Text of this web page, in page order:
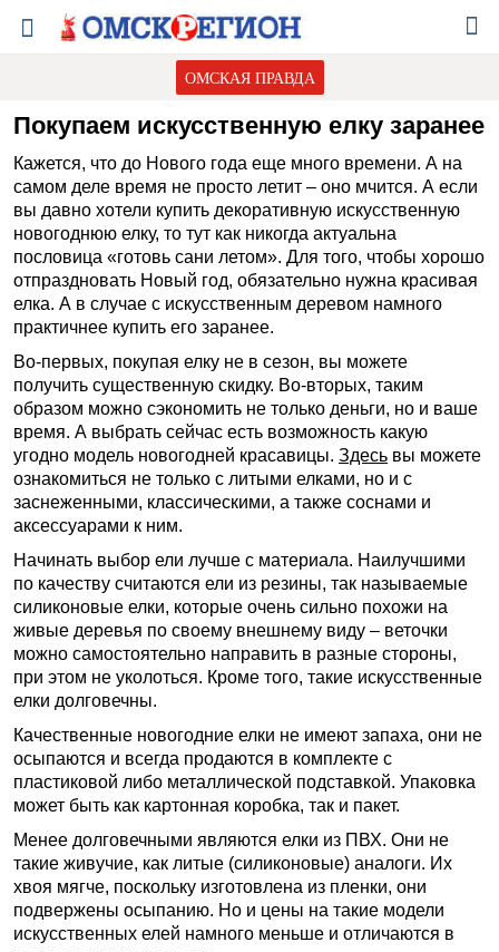
ОМСКАЯ ПРАВДА
Покупаем искусственную елку заранее
Кажется, что до Нового года еще много времени. А на
самом деле время не просто летит – оно мчится. А если
вы давно хотели купить декоративную искусственную
новогоднюю елку, то тут как никогда актуальна
пословица «готовь сани летом». Для того, чтобы хорошо
отпраздновать Новый год, обязательно нужна красивая
елка. А в случае с искусственным деревом намного
практичнее купить его заранее.
Во-первых, покупая елку не в сезон, вы можете
получить существенную скидку. Во-вторых, таким
образом можно сэкономить не только деньги, но и ваше
время. А выбрать сейчас есть возможность какую
угодно модель новогодней красавицы. Здесь вы можете
ознакомиться не только с литыми елками, но и с
заснеженными, классическими, а также соснами и
аксессуарами к ним.
Начинать выбор ели лучше с материала. Наилучшими
по качеству считаются ели из резины, так называемые
силиконовые елки, которые очень сильно похожи на
живые деревья по своему внешнему виду – веточки
можно самостоятельно направить в разные стороны,
при этом не уколоться. Кроме того, такие искусственные
елки долговечны.
Качественные новогодние елки не имеют запаха, они не
осыпаются и всегда продаются в комплекте с
пластиковой либо металлической подставкой. Упаковка
может быть как картонная коробка, так и пакет.
Менее долговечными являются елки из ПВХ. Они не
такие живучие, как литые (силиконовые) аналоги. Их
хвоя мягче, поскольку изготовлена из пленки, они
подвержены осыпанию. Но и цены на такие модели
искусственных елей намного меньше и отличаются в